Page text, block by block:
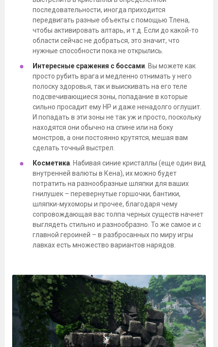
последовательности, иногда приходится
передвигать разные объекты с помощью Тлена,
чтобы активировать алтарь, и т.д. Если до какой-то
области сейчас не добраться, это значит, что
нужные способности пока не открылись.
Интересные сражения с боссами . Вы можете как
просто рубить врага и медленно отнимать у него
полоску здоровья, так и выискивать на его теле
подсвечивающиеся зоны, попадание в которые
сильно просадит ему HP и даже ненадолго оглушит.
И попадать в эти зоны не так уж и просто, поскольку
находятся они обычно на спине или на боку
монстров, а они постоянно крутятся, мешая вам
сделать точный выстрел.
Косметика . Набивая синие кристаллы (еще один вид
внутренней валюты в Кена), их можно будет
потратить на разнообразные шляпки для ваших
гнилушек – перевернутые горшочки, бантики,
шляпки-мухоморы и прочее, благодаря чему
сопровождающая вас толпа черных существ начнет
выглядеть стильно и разнообразно. То же самое и с
главной героиней – в разбросанных по миру игры
лавках есть множество вариантов нарядов.